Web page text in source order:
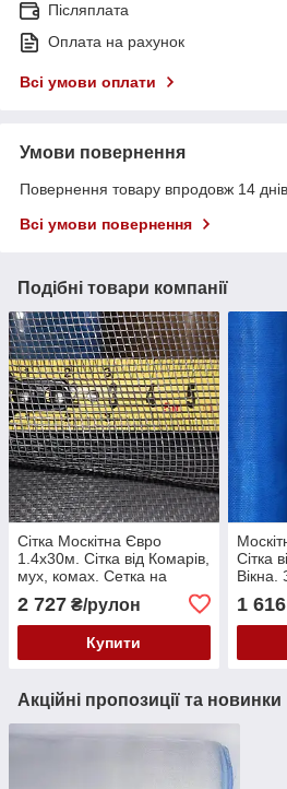
Післяплата
Оплата на рахунок
Всі умови оплати
Умови повернення
Повернення товару впродовж 14
Всі умови повернення
Подібні товари компанії
Сітка Москітна Євро
1.4х30м. Сітка від Комарів,
мух, комах. Сетка на
2 727 ₴/рулон
Купити
Сітка
Вікна.
1 616
Акційні пропозиції та новинки